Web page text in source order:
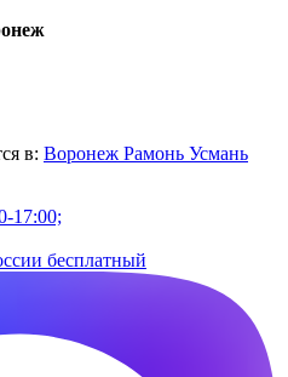
в: Воронеж Рамонь Усмань
17:00;
бесплатный